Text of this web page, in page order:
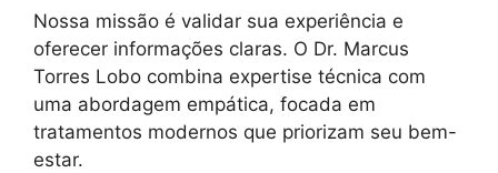
Nossa missão é validar sua experiência e
oferecer informações claras. O Dr. Marcus
Torres Lobo combina expertise técnica com
uma abordagem empática, focada em
tratamentos modernos que priorizam seu bem-
estar.